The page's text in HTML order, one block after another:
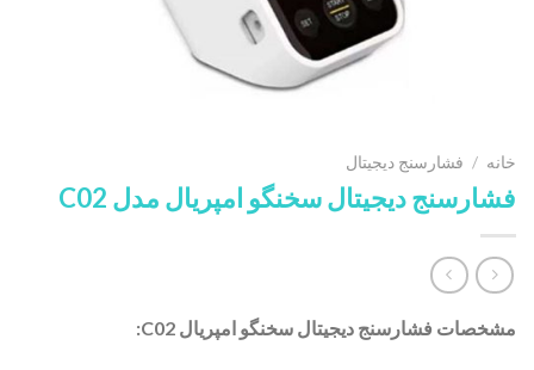
خانه / فشارسنج دیجیتال
فشارسنج دیجیتال سخنگو امپریال مدل C02
مشخصات فشارسنج دیجیتال سخنگو امپریال C02: